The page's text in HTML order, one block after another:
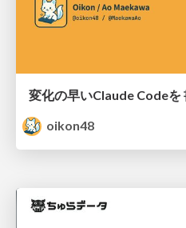
変化の早いClaude Codeを
oikon48